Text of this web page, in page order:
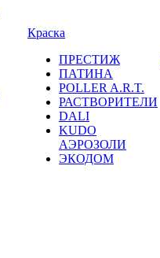
Краска
ПРЕСТИЖ
ПАТИНА
POLLER A.R.T.
РАСТВОРИТЕЛИ
DALI
KUDO
АЭРОЗОЛИ
ЭКОДОМ